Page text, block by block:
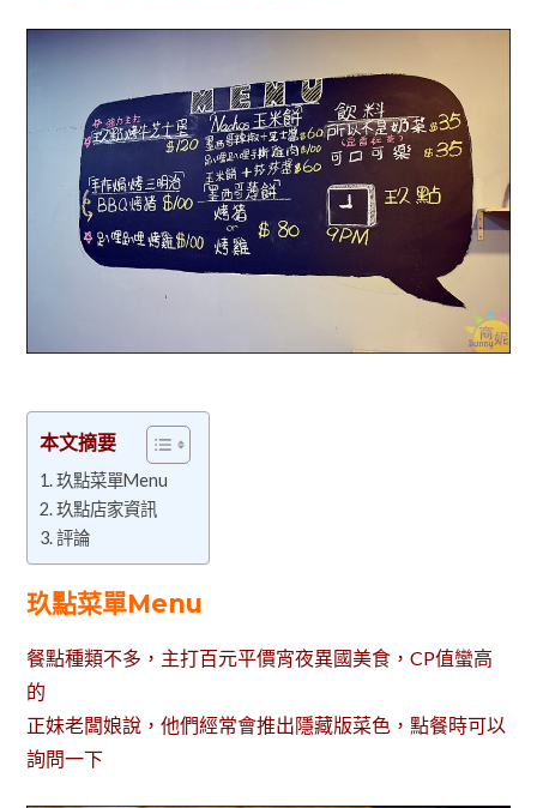
本文摘要
玖點菜單Menu
玖點店家資訊
評論
玖點菜單Menu
餐點種類不多，主打百元平價宵夜異國美食，CP值蠻高
的
正妹老闆娘說，他們經常會推出隱藏版菜色，點餐時可以
詢問一下